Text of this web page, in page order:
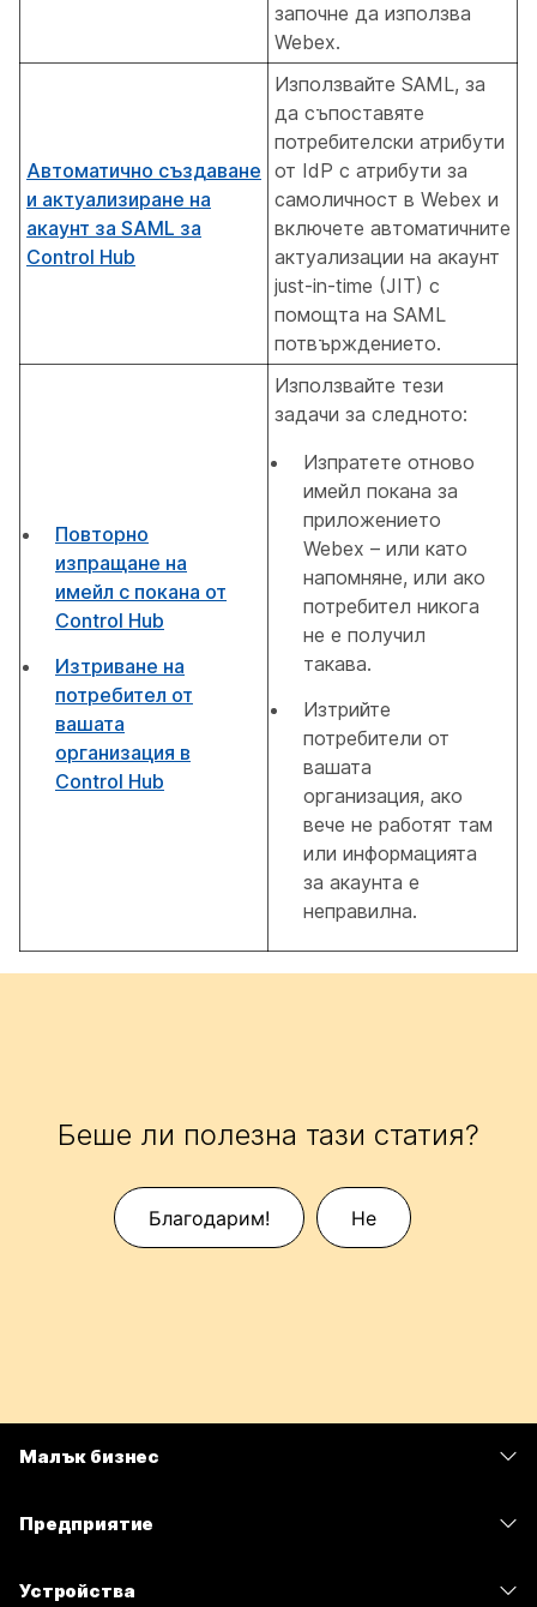
започне да използва
Webex.
Автоматично създаване
и актуализиране на
акаунт за SAML за
Control Hub
Използвайте SAML, за
да съпоставяте
потребителски атрибути
от IdP с атрибути за
самоличност в Webex и
включете автоматичните
актуализации на акаунт
just-in-time (JIT) с
помощта на SAML
потвърждението.
Повторно
изпращане на
имейл с покана от
Control Hub
Изтриване на
потребител от
вашата
организация в
Control Hub
Използвайте тези
задачи за следното:
Изпратете отново
имейл покана за
приложението
Webex – или като
напомняне, или ако
потребител никога
не е получил
такава.
Изтрийте
потребители от
вашата
организация, ако
вече не работят там
или информацията
за акаунта е
неправилна.
Беше ли полезна тази статия?
Благодарим! Не
Малък бизнес
Предприятие
Устройства